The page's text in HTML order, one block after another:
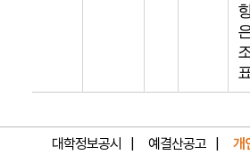
대학정보공시 예결산공고
개